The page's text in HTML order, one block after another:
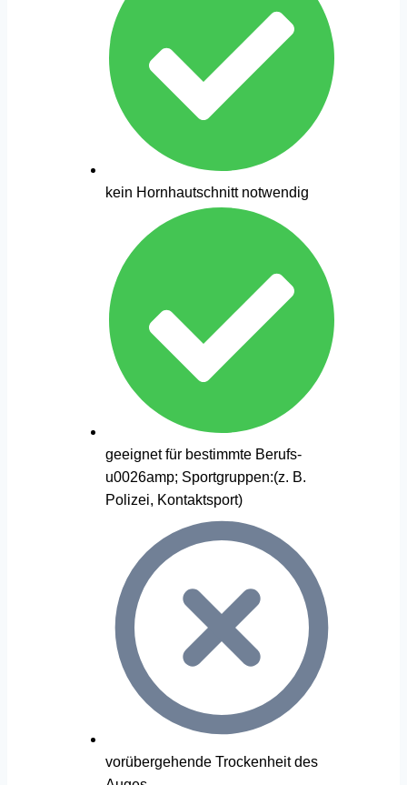
kein Hornhautschnitt notwendig
geeignet für bestimmte Berufs-
u0026amp; Sportgruppen:(z. B.
Polizei, Kontaktsport)
vorübergehende Trockenheit des